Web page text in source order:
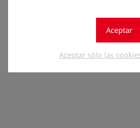
Aceptar
Aceptar sólo las